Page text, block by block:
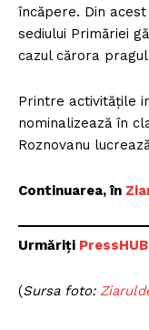
încăpere. Din
sediului Primăriei
cazul cărora
Printre activităţile
nominalizează în
Roznovanu
Continuarea, în Z
Urmăriți P
(Sursa foto: Z